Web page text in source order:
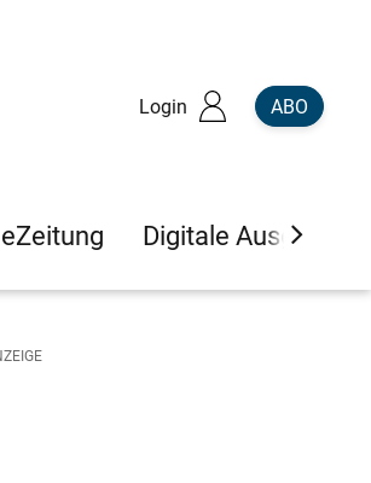
Login ABO
eZeitung Digitale Ausgaben